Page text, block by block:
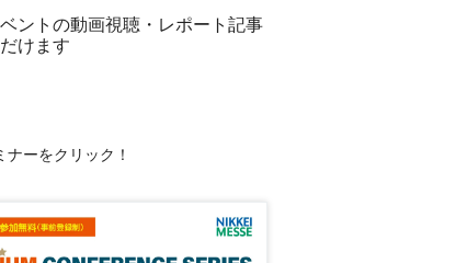
ントの動画視聴・レポート記事
けます
ーをクリック！